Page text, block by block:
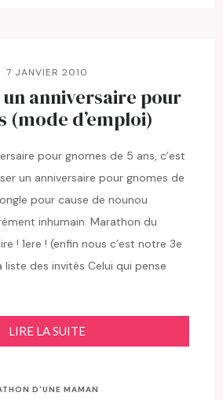
7 JANVIER 2010
anniversaire pour
(mode d’emploi)
pour gnomes de 5 ans, c’est
un anniversaire pour gnomes de
pour cause de nounou
inhumain. Marathon du
! 1ere ! (enfin nous c’est notre 3e
liste des invités Celui qui pense
LIRE LA SUITE
D'UNE MAMAN